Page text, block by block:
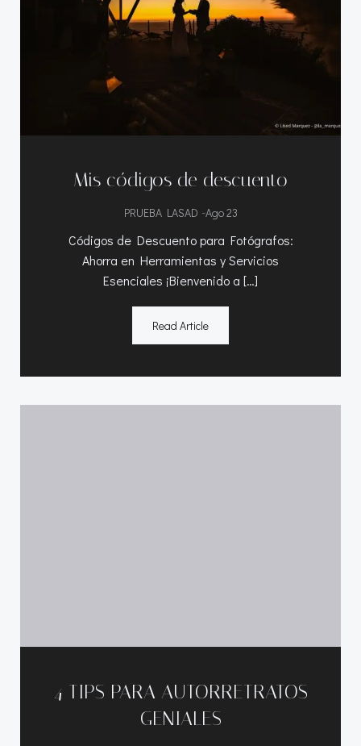
Mis códigos de descuento
PRUEBA LASAD -Ago 23
Códigos de Descuento para Fotógrafos:
Ahorra en Herramientas y Servicios
Esenciales ¡Bienvenido a […]
Read Article
4 TIPS PARA AUTORRETRATOS
GENIALES